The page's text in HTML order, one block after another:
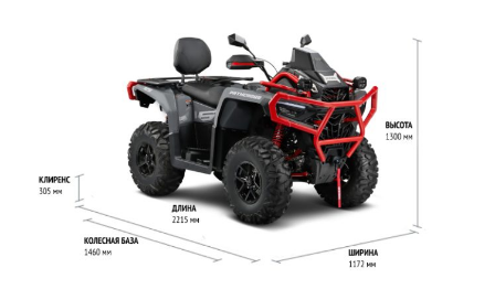
КОЛЕСНАЯ БАЗА